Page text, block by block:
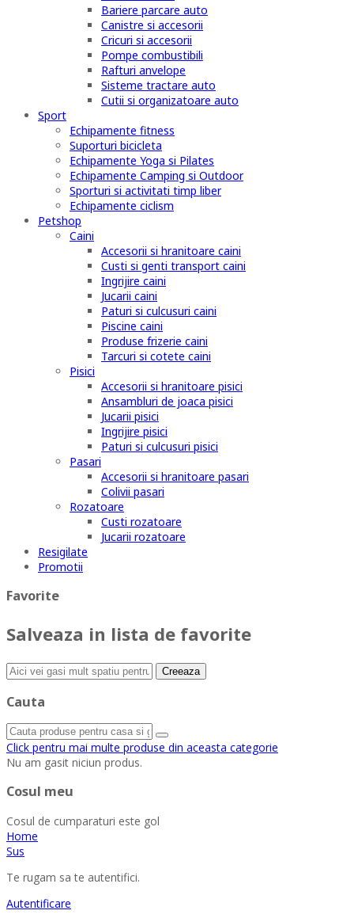
Bariere parcare auto
Canistre si accesorii
Cricuri si accesorii
Pompe combustibili
Rafturi anvelope
Sisteme tractare auto
Cutii si organizatoare auto
Sport
Echipamente fitness
Suporturi bicicleta
Echipamente Yoga si Pilates
Echipamente Camping si Outdoor
Sporturi si activitati timp liber
Echipamente ciclism
Petshop
Caini
Accesorii si hranitoare caini
Custi si genti transport caini
Ingrijire caini
Jucarii caini
Paturi si culcusuri caini
Piscine caini
Produse frizerie caini
Tarcuri si cotete caini
Pisici
Accesorii si hranitoare pisici
Ansambluri de joaca pisici
Jucarii pisici
Ingrijire pisici
Paturi si culcusuri pisici
Pasari
Accesorii si hranitoare pasari
Colivii pasari
Rozatoare
Custi rozatoare
Jucarii rozatoare
Resigilate
Promotii
Favorite
Salveaza in lista de favorite
Creeaza
Cauta
Click pentru mai multe produse din aceasta categorie
Nu am gasit niciun produs.
Cosul meu
Cosul de cumparaturi este gol
Home
Sus
Te rugam sa te autentifici.
Autentificare